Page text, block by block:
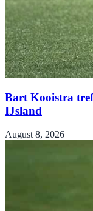
Bart Kooistra
IJsland
August 8, 2026